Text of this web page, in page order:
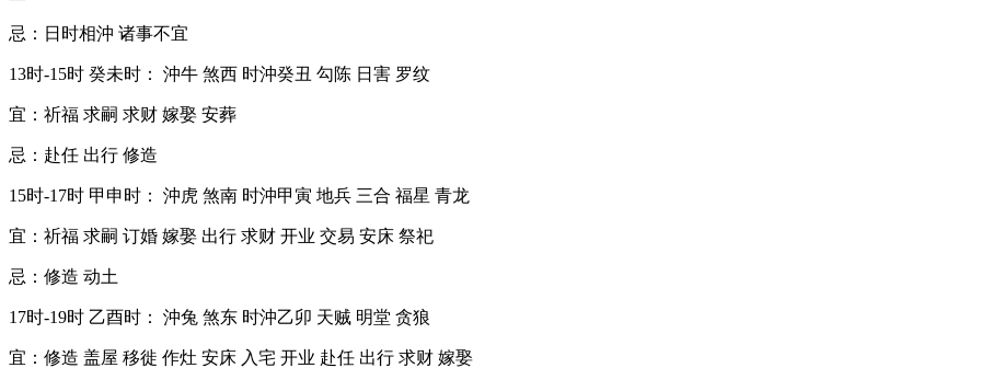
忌：日时相沖 诸事不宜
13时-15时 癸未时： 沖牛 煞西 时沖癸丑 勾陈 日害 罗纹
宜：祈福 求嗣 求财 嫁娶 安葬
忌：赴任 出行 修造
15时-17时 甲申时： 沖虎 煞南 时沖甲寅 地兵 三合 福星 青龙
宜：祈福 求嗣 订婚 嫁娶 出行 求财 开业 交易 安床 祭祀
忌：修造 动土
17时-19时 乙酉时： 沖兔 煞东 时沖乙卯 天贼 明堂 贪狼
宜：修造 盖屋 移徙 作灶 安床 入宅 开业 赴任 出行 求财 嫁娶